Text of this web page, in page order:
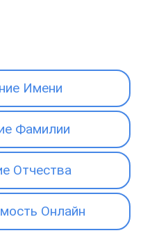
Имени
Фамилии
Отчества
Онлайн